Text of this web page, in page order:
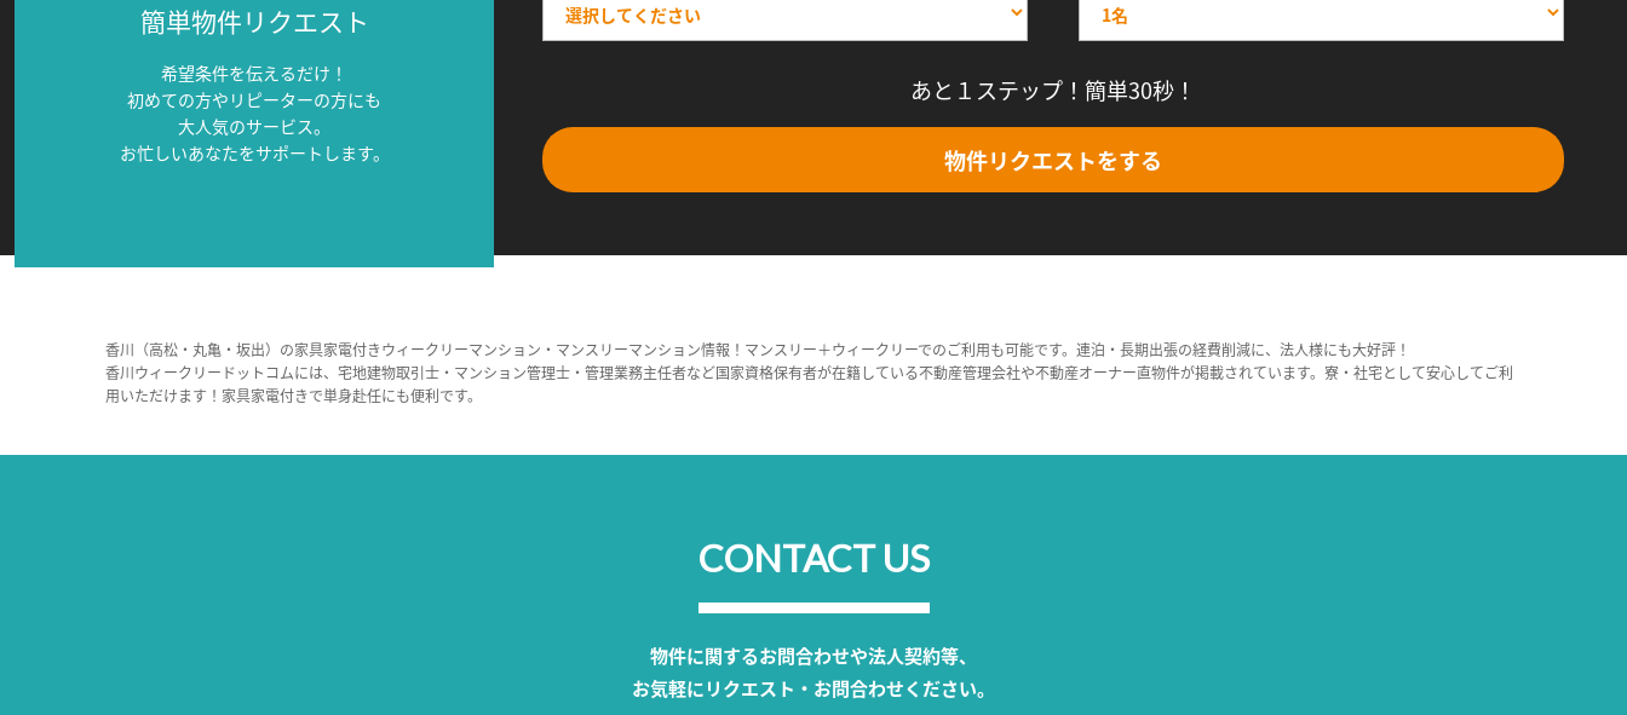
簡単物件リクエスト
希望条件を伝えるだけ！
初めての方やリピーターの方にも
大人気のサービス。
お忙しいあなたをサポートします。
あと１ステップ！簡単30秒！
物件リクエストをする
香川（高松・丸亀・坂出）の家具家電付きウィークリーマンション・マンスリーマンション情報！マンスリー＋ウィークリーでのご利用も可能です。連泊・長期出張の経費削減に、法人様にも大好評！
香川ウィークリードットコムには、宅地建物取引士・マンション管理士・管理業務主任者など国家資格保有者が在籍している不動産管理会社や不動産オーナー直物件が掲載されています。寮・社宅として安心してご利
用いただけます！家具家電付きで単身赴任にも便利です。
CONTACT US
物件に関するお問合わせや法人契約等、
お気軽にリクエスト・お問合わせください。